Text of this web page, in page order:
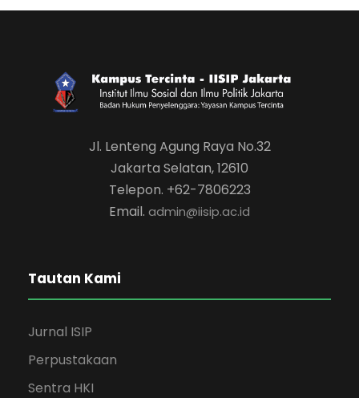
Jl. Lenteng Agung Raya No.32
Jakarta Selatan, 12610
Telepon. +62-7806223
Email. admin@iisip.ac.id
Tautan Kami
Jurnal ISIP
Perpustakaan
Sentra HKI